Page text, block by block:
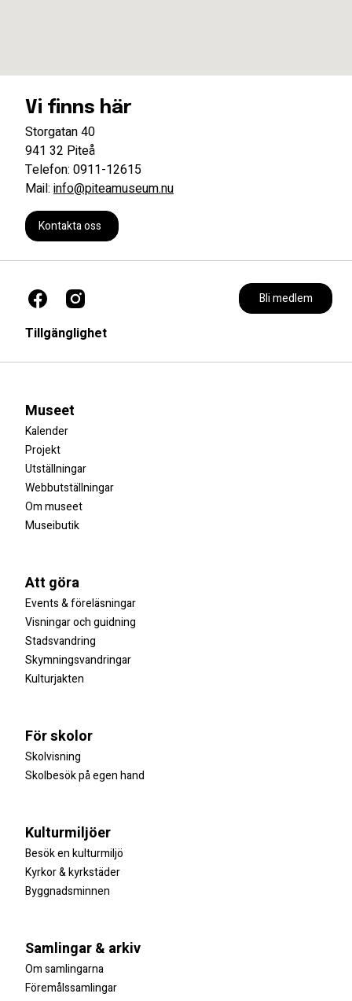
Vi finns här
Storgatan 40
941 32 Piteå
Telefon: 0911-12615
Mail: info@piteamuseum.nu
Kontakta oss
Bli medlem
Tillgänglighet
Museet
Kalender
Projekt
Utställningar
Webbutställningar
Om museet
Museibutik
Att göra
Events & föreläsningar
Visningar och guidning
Stadsvandring
Skymningsvandringar
Kulturjakten
För skolor
Skolvisning
Skolbesök på egen hand
Kulturmiljöer
Besök en kulturmiljö
Kyrkor & kyrkstäder
Byggnadsminnen
Samlingar & arkiv
Om samlingarna
Föremålssamlingar